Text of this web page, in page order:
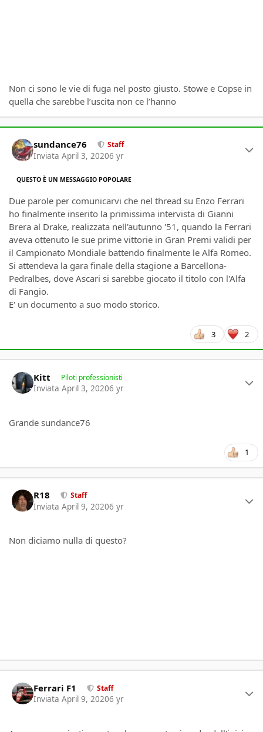
Non ci sono le vie di fuga nel posto giusto. Stowe e Copse in
quella che sarebbe l’uscita non ce l’hanno
sundance76 Staff
Inviata April 3, 20206 yr
QUESTO È UN MESSAGGIO POPOLARE
Due parole per comunicarvi che nel thread su Enzo Ferrari
ho finalmente inserito la primissima intervista di Gianni
Brera al Drake, realizzata nell'autunno '51, quando la Ferrari
aveva ottenuto le sue prime vittorie in Gran Premi validi per
il Campionato Mondiale battendo finalmente le Alfa Romeo.
Si attendeva la gara finale della stagione a Barcellona-
Pedralbes, dove Ascari si sarebbe giocato il titolo con l'Alfa
di Fangio.
E' un documento a suo modo storico.
3 2
Kitt Piloti professionisti
Inviata April 3, 20206 yr
Grande sundance76
1
R18 Staff
Inviata April 9, 20206 yr
Non diciamo nulla di questo?
Ferrari F1 Staff
Inviata April 9, 20206 yr